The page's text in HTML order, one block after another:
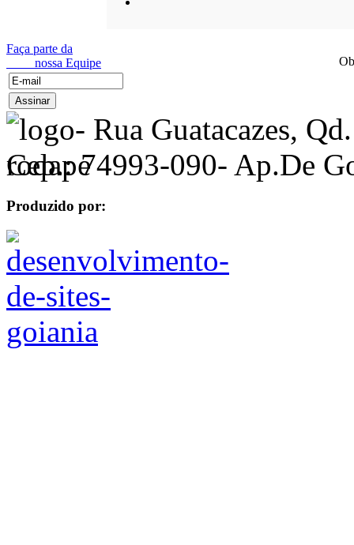
Faça parte da
nossa Equipe
Rua Guatacazes,
Cep.: 74993-090- Ap.De
Produzido por: